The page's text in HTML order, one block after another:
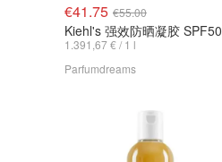
€41.75 €55.00
Kiehl's 强效防晒凝胶 SPF50
1.391,67 € / 1 l
Parfumdreams